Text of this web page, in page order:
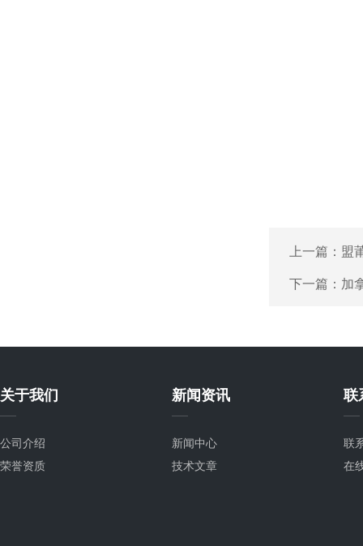
上一篇： 盟
下一篇： 加
关于我们
公司介绍
荣誉资质
新闻资讯
新闻中心
技术文章
联
联
在